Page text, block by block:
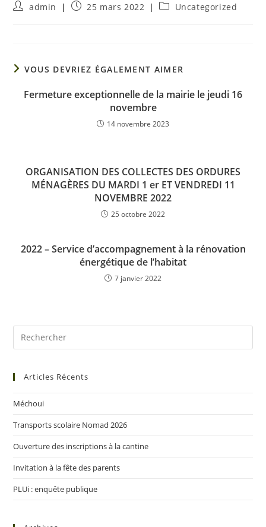
admin 25 mars 2022 Uncategorized
VOUS DEVRIEZ ÉGALEMENT AIMER
Fermeture exceptionnelle de la mairie le jeudi 16
novembre
14 novembre 2023
ORGANISATION DES COLLECTES DES ORDURES
MÉNAGÈRES DU MARDI 1 er ET VENDREDI 11
NOVEMBRE 2022
25 octobre 2022
2022 – Service d’accompagnement à la rénovation
énergétique de l’habitat
7 janvier 2022
Articles Récents
Méchoui
Transports scolaire Nomad 2026
Ouverture des inscriptions à la cantine
Invitation à la fête des parents
PLUi : enquête publique